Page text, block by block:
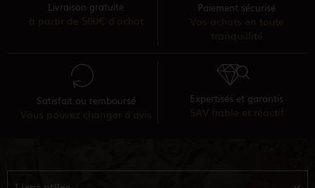
Livraison gratuite Paiement sécurisé
Satisfait ou remboursé Expertisés et garantis